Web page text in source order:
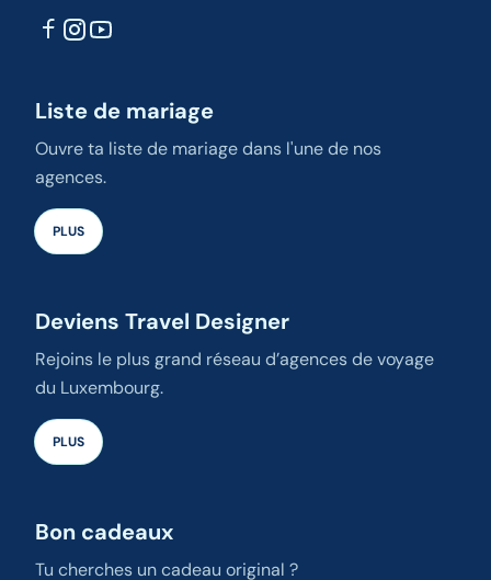
Liste de mariage
Ouvre ta liste de mariage dans l'une de nos
agences.
PLUS
Deviens Travel Designer
Rejoins le plus grand réseau d’agences de voyage
du Luxembourg.
PLUS
Bon cadeaux
Tu cherches un cadeau original ?